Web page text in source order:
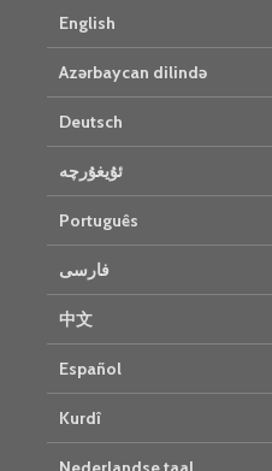
English
Azərbaycan dilində
Deutsch
ئۇيغۇرچە
Português
فارسی
中文
Español
Kurdî